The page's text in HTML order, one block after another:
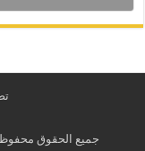
جميع الحقوق